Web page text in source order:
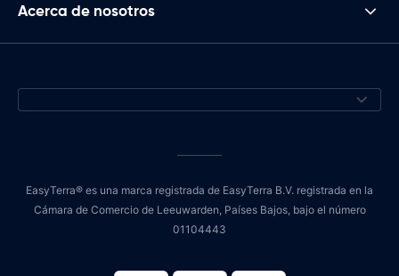
Acerca de nosotros
EasyTerra® es una marca registrada de EasyTerra B.V. registrada en la
Cámara de Comercio de Leeuwarden, Países Bajos, bajo el número
01104443